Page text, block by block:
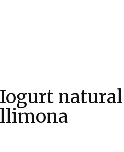
Iogurt natural
llimona